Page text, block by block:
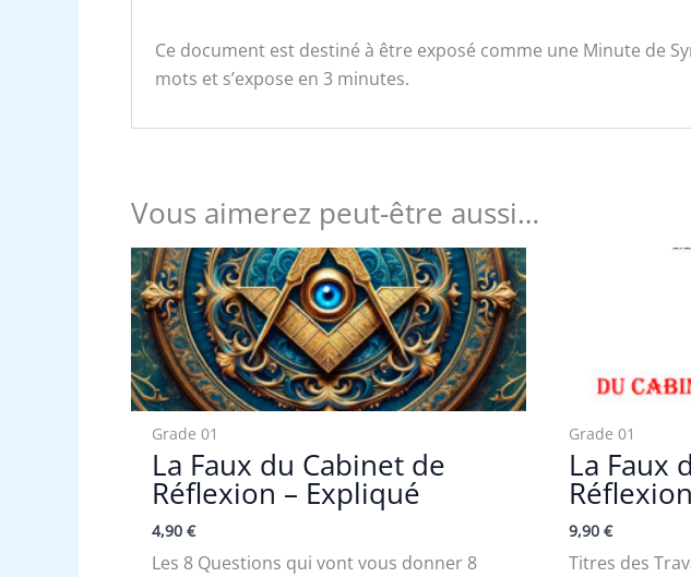
Ce document est destiné à être exposé comme une Minute de
mots et s’expose en 3 minutes.
Vous aimerez peut-être aussi…
Grade 01
La Faux du Cabinet de
Réflexion – Expliqué
4,90€
Les 8 Questions qui vont vous donner 8
Grade 01
La Faux
9,90€
Titres des